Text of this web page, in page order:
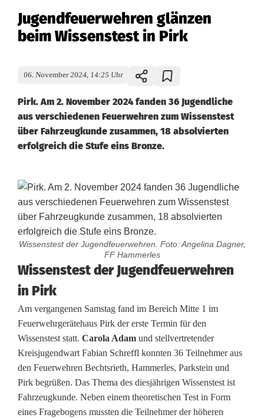
Jugendfeuerwehren glänzen
beim Wissenstest in Pirk
06. November 2024, 14:25 Uhr
Pirk. Am 2. November 2024 fanden 36 Jugendliche
aus verschiedenen Feuerwehren zum Wissenstest
über Fahrzeugkunde zusammen, 18 absolvierten
erfolgreich die Stufe eins Bronze.
Wissenstest der Jugendfeuerwehren. Foto: Angelina Dagner,
FF Hammerles
J
u
g
e
n
d
f
Wissenstest der Jugendfeuerwehren
in Pirk
Am vergangenen Samstag fand im Bereich Mitte 1 im
Feuerwehrgerätehaus Pirk der erste Termin für den
Wissenstest statt. Carola Adam und stellvertretender
Kreisjugendwart Fabian Schreffl konnten 36 Teilnehmer aus
den Feuerwehren Bechtsrieth, Hammerles, Parkstein und
Pirk begrüßen. Das Thema des diesjährigen Wissenstest ist
Fahrzeugkunde. Neben einem theoretischen Test in Form
eines Fragebogens mussten die Teilnehmer der höheren